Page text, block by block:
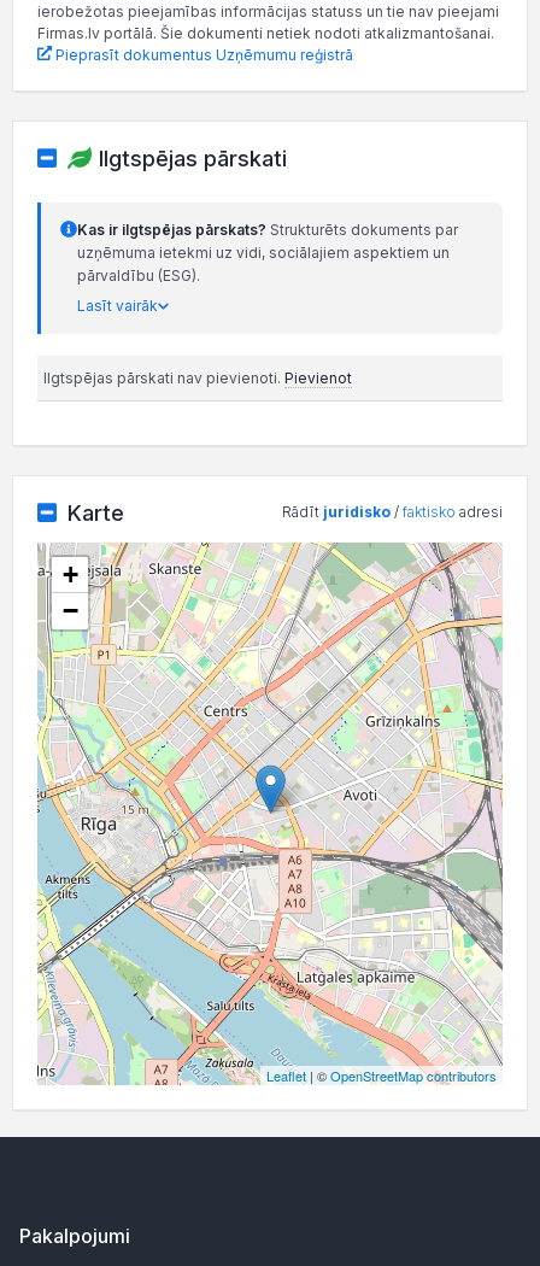
ierobežotas pieejamības informācijas statuss un tie nav pieejami
Firmas.lv portālā. Šie dokumenti netiek nodoti atkalizmantošanai.
Pieprasīt dokumentus Uzņēmumu reģistrā
Ilgtspējas pārskati
Kas ir ilgtspējas pārskats? Strukturēts dokuments par
uzņēmuma ietekmi uz vidi, sociālajiem aspektiem un
pārvaldību (ESG).
Lasīt vairāk
Ilgtspējas pārskati nav pievienoti. Pievienot
Karte Rādīt juridisko /faktisko adresi
+
−
Leaflet| ©OpenStreetMap contributors
Pakalpojumi